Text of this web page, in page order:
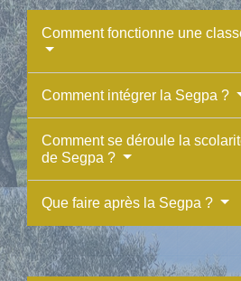
Comment fonctionne une
Comment intégrer la Segpa ?
Comment se déroule la
de Segpa ?
Que faire après la Segpa ?